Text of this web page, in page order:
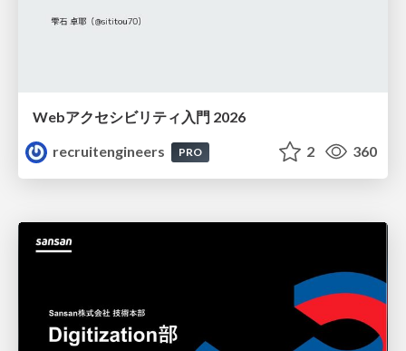
Webアクセシビリティ入門 2026
recruitengineers
PRO 2 360